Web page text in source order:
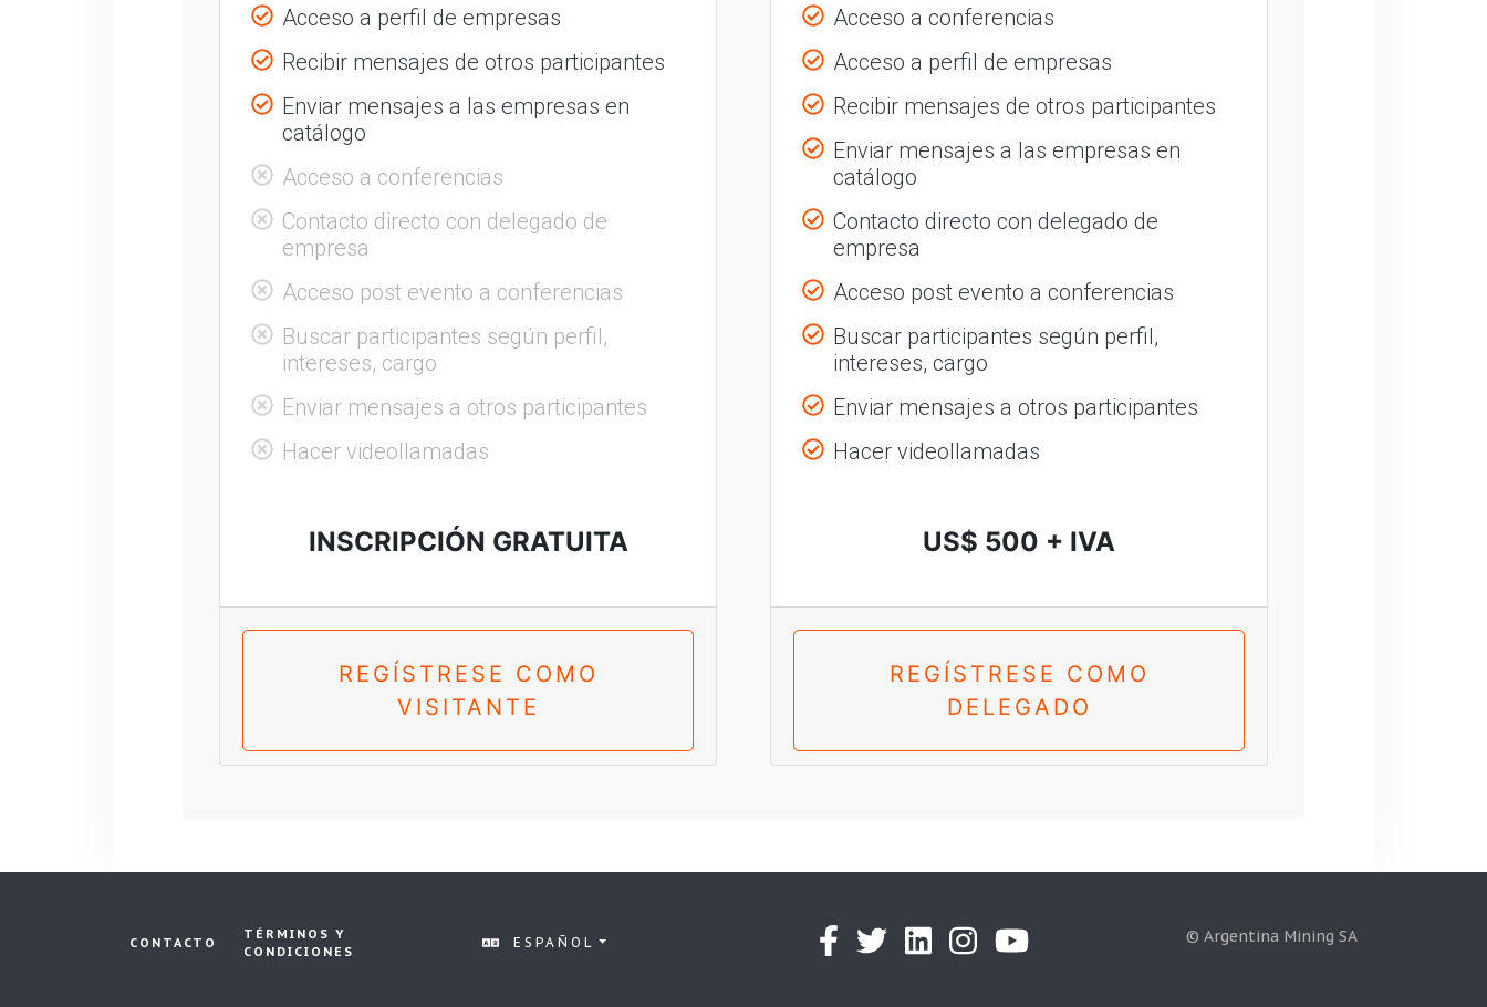
Acceso a perfil de empresas
Recibir mensajes de otros participantes
Enviar mensajes a las empresas en
catálogo
Acceso a conferencias
Contacto directo con delegado de
empresa
Acceso post evento a conferencias
Buscar participantes según perfil,
intereses, cargo
Enviar mensajes a otros participantes
Hacer videollamadas
INSCRIPCIÓN GRATUITA
REGÍSTRESE COMO
VISITANTE
Acceso a conferencias
Acceso a perfil de empresas
Recibir mensajes de otros participantes
Enviar mensajes a las empresas en
catálogo
Contacto directo con delegado de
empresa
Acceso post evento a conferencias
Buscar participantes según perfil,
intereses, cargo
Enviar mensajes a otros participantes
Hacer videollamadas
US$ 500 + IVA
REGÍSTRESE COMO
DELEGADO
CONTACTO
TÉRMINOS Y
CONDICIONES
ESPAÑOL © Argentina Mining SA